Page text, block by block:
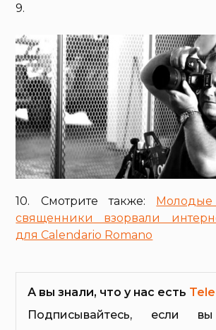
9.
10. Смотрите также:
Молодые
священники взорвали
для Calendario Romano
А вы знали, что у нас есть
Подписывайтесь, если